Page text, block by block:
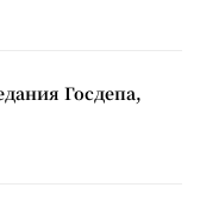
Госдепа,